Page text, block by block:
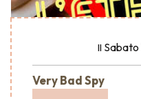
Il Sabato
Very Bad Spy